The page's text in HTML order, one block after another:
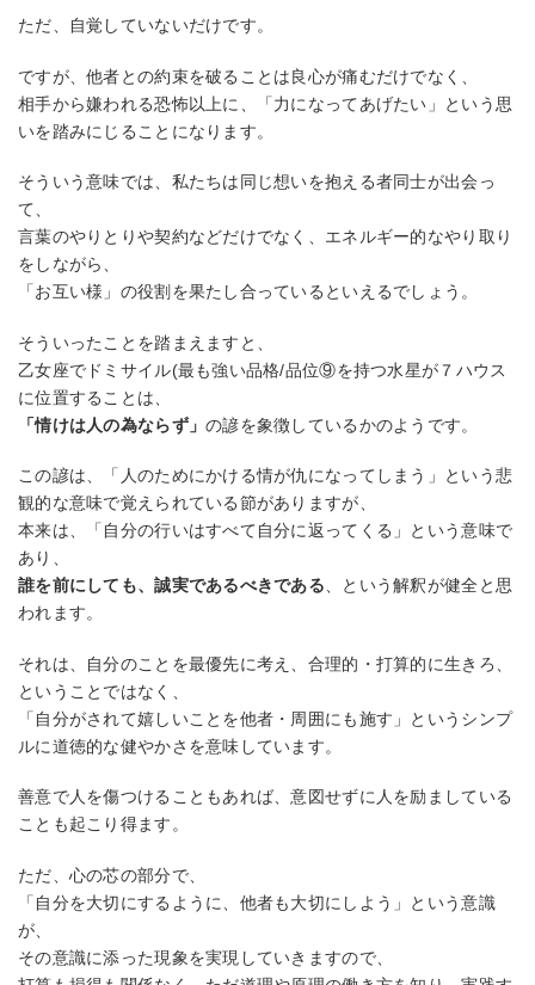
ただ、自覚していないだけです。
ですが、他者との約束を破ることは良心が痛むだけでなく、
相手から嫌われる恐怖以上に、「力になってあげたい」という思
いを踏みにじることになります。
そういう意味では、私たちは同じ想いを抱える者同士が出会っ
て、
言葉のやりとりや契約などだけでなく、エネルギー的なやり取り
をしながら、
「お互い様」の役割を果たし合っているといえるでしょう。
そういったことを踏まえますと、
乙女座でドミサイル(最も強い品格/品位⑨を持つ水星が７ハウス
に位置することは、
「情けは人の為ならず」の諺を象徴しているかのようです。
この諺は、「人のためにかける情が仇になってしまう」という悲
観的な意味で覚えられている節がありますが、
本来は、「自分の行いはすべて自分に返ってくる」という意味で
あり、
誰を前にしても、誠実であるべきである、という解釈が健全と思
われます。
それは、自分のことを最優先に考え、合理的・打算的に生きろ、
ということではなく、
「自分がされて嬉しいことを他者・周囲にも施す」というシンプ
ルに道徳的な健やかさを意味しています。
善意で人を傷つけることもあれば、意図せずに人を励ましている
ことも起こり得ます。
ただ、心の芯の部分で、
「自分を大切にするように、他者も大切にしよう」という意識
が、
その意識に添った現象を実現していきますので、